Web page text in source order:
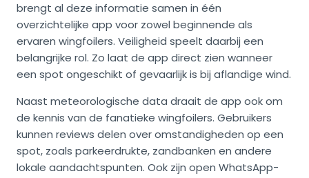
brengt al deze informatie samen in één
overzichtelijke app voor zowel beginnende als
ervaren wingfoilers. Veiligheid speelt daarbij een
belangrijke rol. Zo laat de app direct zien wanneer
een spot ongeschikt of gevaarlijk is bij aflandige wind.
Naast meteorologische data draait de app ook om
de kennis van de fanatieke wingfoilers. Gebruikers
kunnen reviews delen over omstandigheden op een
spot, zoals parkeerdrukte, zandbanken en andere
lokale aandachtspunten. Ook zijn open WhatsApp-